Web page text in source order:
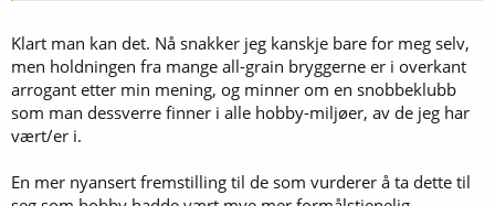
Klart man kan det. Nå snakker jeg kanskje bare for meg selv,
men holdningen fra mange all-grain bryggerne er i overkant
arrogant etter min mening, og minner om en snobbeklubb
som man dessverre finner i alle hobby-miljøer, av de jeg har
vært/er i.
En mer nyansert fremstilling til de som vurderer å ta dette til